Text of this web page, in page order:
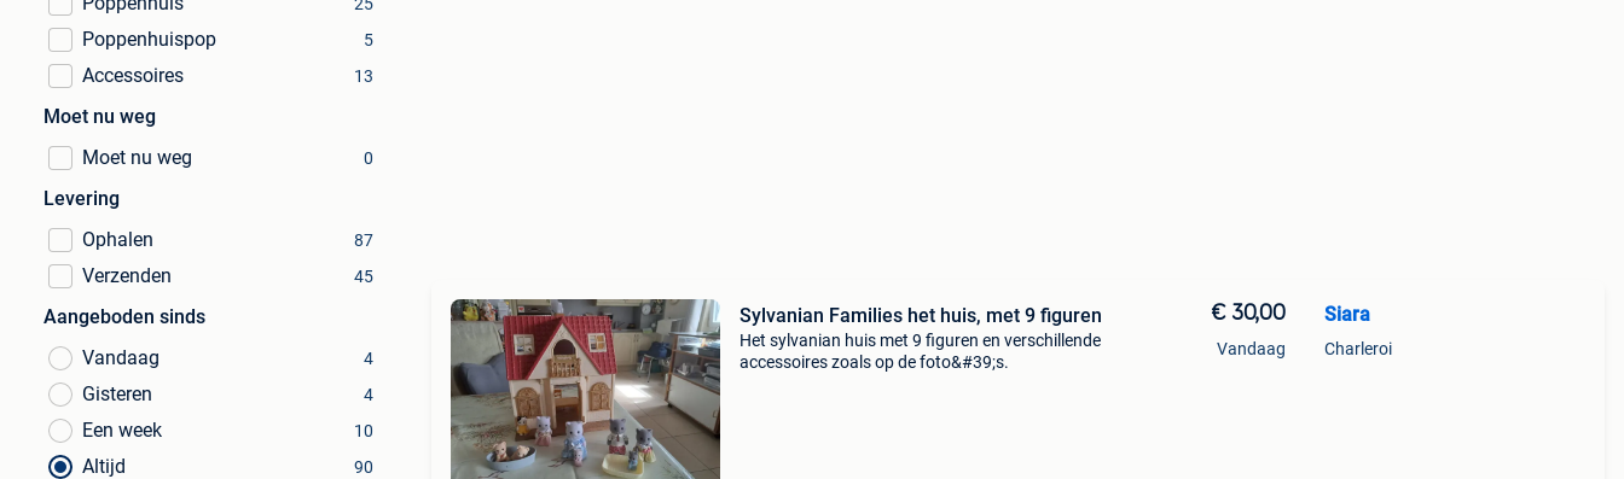
Poppenhuispop 5
Accessoires 13
Moet nu weg
Moet nu weg
0
Levering
Ophalen
87
Verzenden 45
Aangeboden sinds
Vandaag
4
Gisteren 4
Een week 10
Altijd 90
Sylvanian Families het huis, met 9 figuren
Het sylvanian huis met 9 figuren en verschillende
accessoires zoals op de foto&#39;s.
€ 30,00
Vandaag
Siara
Charleroi